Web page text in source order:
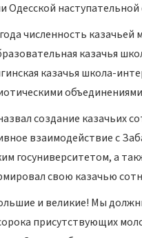
наступательной
численность казачьей
казачья
казачья школа-
создание казачьих
взаимодействие с
госуниверситетом, а
свою казачью
и великие! Мы
присутствующих